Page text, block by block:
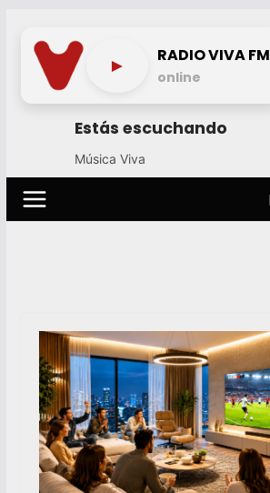
content
► RADIO VIVA FM
online
Estás escuchando
Música Viva